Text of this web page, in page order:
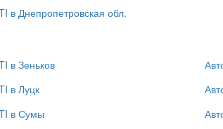
в Днепропетровская обл.
в Зеньков
в Луцк
в Сумы